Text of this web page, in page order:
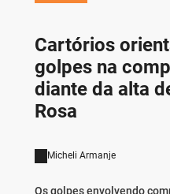
Cartórios
golpes na
diante da alta
Rosa
Micheli Armanje
Os golpes envolvendo